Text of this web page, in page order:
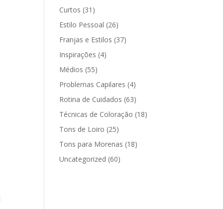
Curtos (31)
Estilo Pessoal (26)
Franjas e Estilos (37)
Inspirações (4)
Médios (55)
Problemas Capilares (4)
Rotina de Cuidados (63)
Técnicas de Coloração (18)
Tons de Loiro (25)
Tons para Morenas (18)
Uncategorized (60)